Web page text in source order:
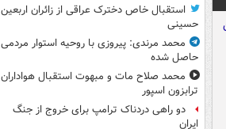
استقبال خاص دخترک عراقی از زائران اربعین
حسینی
محمد مرندی: پیروزی با روحیه استوار مردمی
حاصل شده
محمد صلاح مات و مبهوت استقبال هواداران
ترابزون اسپور
دو راهی دردناک ترامپ برای خروج از جنگ
ایران